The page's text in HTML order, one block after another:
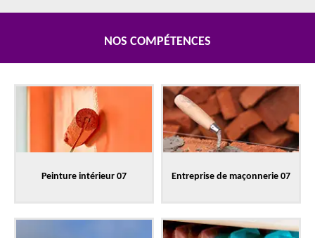
NOS COMPÉTENCES
Peinture intérieur 07 Entreprise de maçonnerie 07